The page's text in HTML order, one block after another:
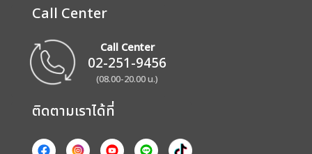
Call Center
Call Center
02-251-9456
(08.00-20.00 น.)
ติดตามเราได้ที่